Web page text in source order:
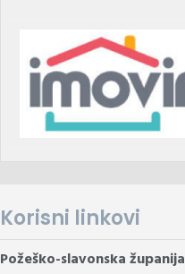
Korisni linkovi
Požeško-slavonska županija